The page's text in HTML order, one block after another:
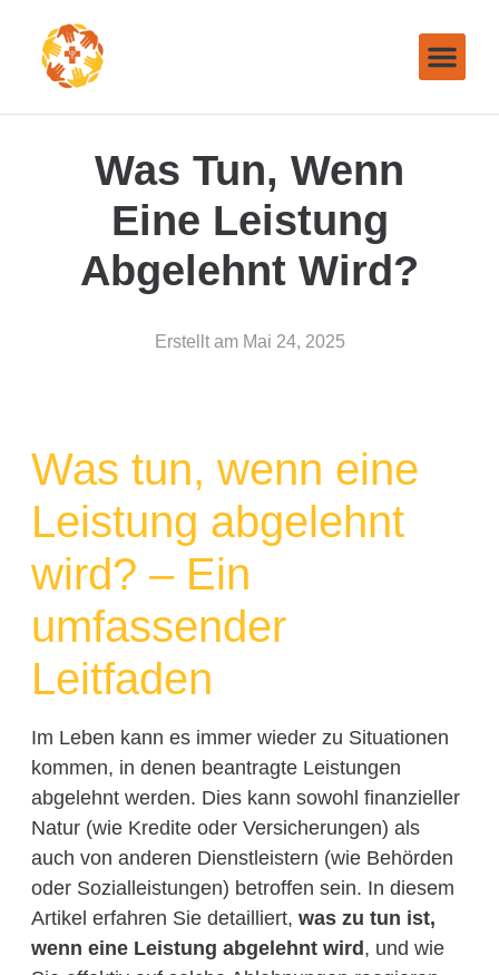
Was Tun, Wenn
Eine Leistung
Abgelehnt Wird?
Erstellt am Mai 24, 2025
Was tun, wenn eine
Leistung abgelehnt
wird? – Ein
umfassender
Leitfaden
Im Leben kann es immer wieder zu Situationen
kommen, in denen beantragte Leistungen
abgelehnt werden. Dies kann sowohl finanzieller
Natur (wie Kredite oder Versicherungen) als
auch von anderen Dienstleistern (wie Behörden
oder Sozialleistungen) betroffen sein. In diesem
Artikel erfahren Sie detailliert, was zu tun ist,
wenn eine Leistung abgelehnt wird , und wie